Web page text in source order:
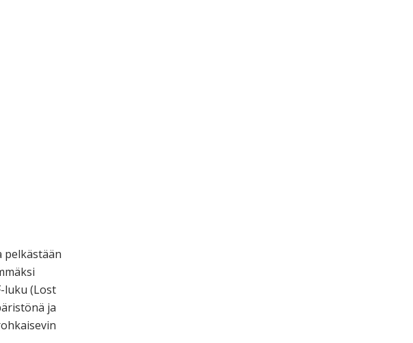
pelkästään
luku (Lost
ja